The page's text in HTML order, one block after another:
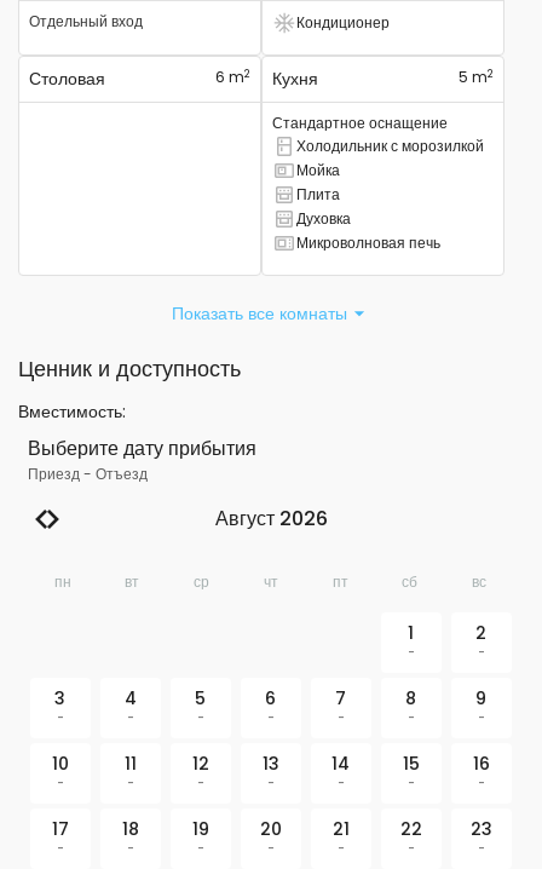
Отдельный вход Есть кондиционер
Кондиционер
Столовая 6 m2 Кухня 5 m2
Стандартное оснащение
Есть комбинированный холодильник.
Холодильник с морозилкой
Там есть раковина
Мойка
Там есть плита
Плита
Там есть духовка
Духовка
Есть микроволновая печь
Микроволновая печь
Показать все комнаты
Ценник и доступность
Вместимость:
Выберите дату прибытия
Приезд- Отъезд
Август 2026
пн вт ср чт пт сб вс
1
-
2
-
3
-
4
-
5
-
6
-
7
-
8
-
9
-
10
-
11
-
12
-
13
-
14
-
15
-
16
-
17
-
18
-
19
-
20
-
21
-
22
-
23
-